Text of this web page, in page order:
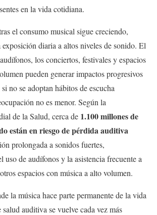
en la vida cotidiana.
el consumo musical sigue creciendo,
diaria a altos niveles de sonido. El
los conciertos, festivales y espacios
pueden generar impactos progresivos
no se adoptan hábitos de escucha
no es menor. Según la
de la Salud, cerca de 1.100 millones de
están en riesgo de pérdida auditiva
prolongada a sonidos fuertes,
uso de audífonos y la asistencia frecuente a
espacios con música a alto volumen.
la música hace parte permanente de la vida
auditiva se vuelve cada vez más